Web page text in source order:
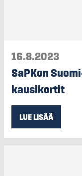
16.8.2023
SaPKon
kausikortit
LUE LISÄÄ